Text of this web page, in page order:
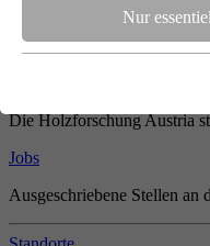
Nur
Unsere gesamte
gebündelt
Die Holzforschung Austria
Jobs
Ausgeschriebene Stellen an